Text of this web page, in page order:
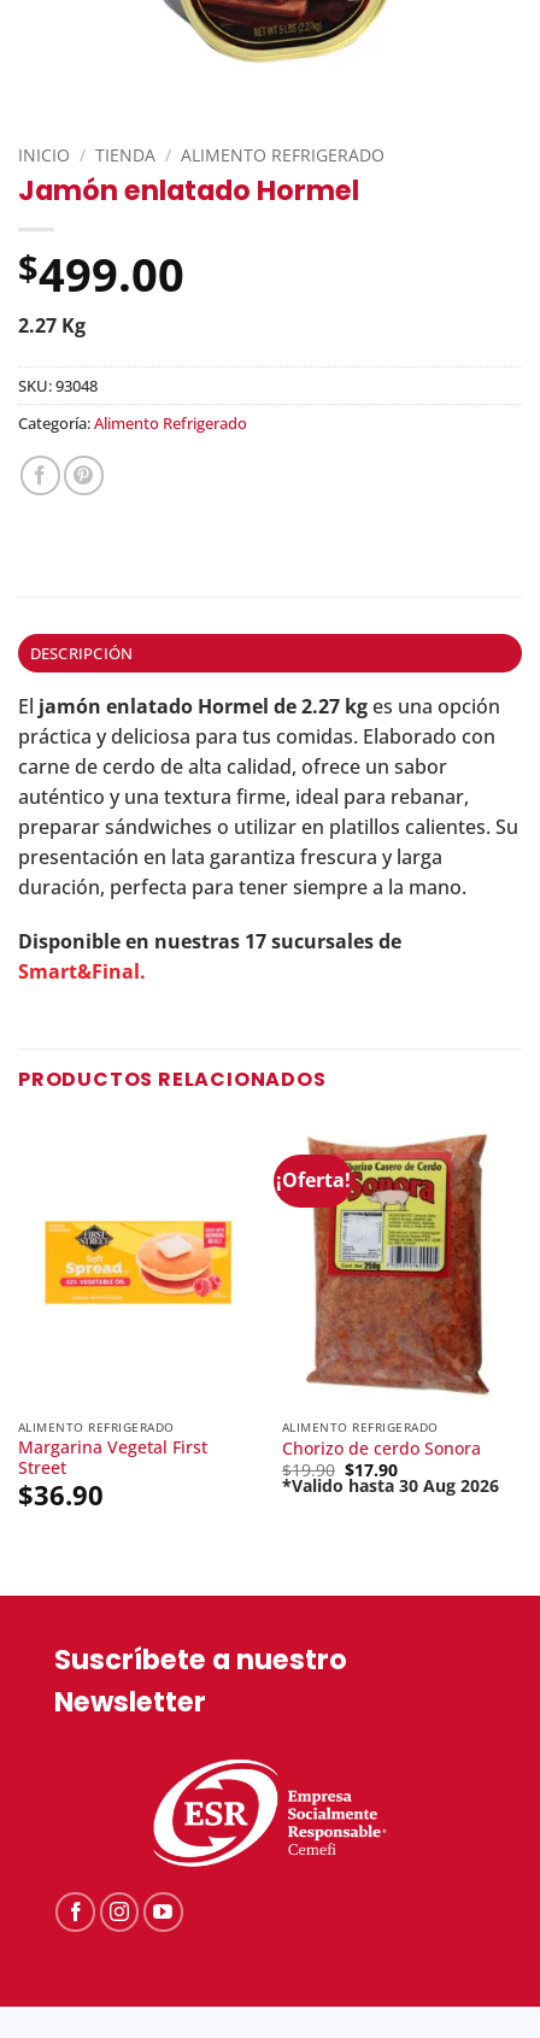
INICIO / TIENDA / ALIMENTO REFRIGERADO
Jamón enlatado Hormel
$499.00
2.27 Kg
SKU:93048
Categoría:Alimento Refrigerado
DESCRIPCIÓN
El jamón enlatado Hormel de 2.27 kges una opción
práctica y deliciosa para tus comidas. Elaborado con
carne de cerdo de alta calidad, ofrece un sabor
auténtico y una textura firme, ideal para rebanar,
preparar sándwiches o utilizar en platillos calientes. Su
presentación en lata garantiza frescura y larga
duración, perfecta para tener siempre a la mano.
Disponible en nuestras 17 sucursales de
Smart&Final.
PRODUCTOS RELACIONADOS
ALIMENTO REFRIGERADO
Margarina Vegetal First
Street
$36.90
¡Oferta!
ALIMENTO REFRIGERADO
Chorizo de cerdo Sonora
$19.90 Original
price
$17.90
*Valido hasta 30 Aug 2026
Suscríbete a nuestro
Newsletter